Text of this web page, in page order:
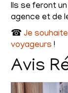
Ils se feront
agence et de
☎Je
voyageurs !
Avis